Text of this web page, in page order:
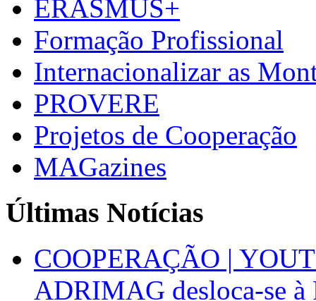
ERASMUS+
Formação Profissional
Internacionalizar as
PROVERE
Projetos de Cooperação
MAGazines
Últimas Notícias
COOPERAÇÃO |
ADRIMAG desloca-se